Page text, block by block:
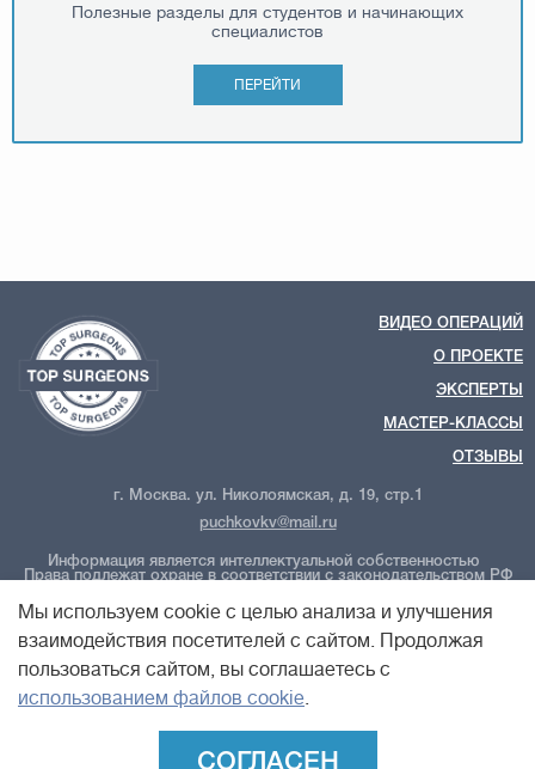
Полезные разделы для студентов и начинающих
специалистов
ПЕРЕЙТИ
ВИДЕО ОПЕРАЦИЙ
О ПРОЕКТЕ
ЭКСПЕРТЫ
МАСТЕР-КЛАССЫ
ОТЗЫВЫ
г. Москва. ул. Николоямская, д. 19, стр.1
puchkovkv@mail.ru
Информация является интеллектуальной собственностью
Права подлежат охране в соответствии с законодательством РФ
Политика обработки персональных данных
Политика конфиденциальности
Пользовательское соглашение
Мы используем cookie с целью анализа и улучшения
взаимодействия посетителей с сайтом. Продолжая
пользоваться сайтом, вы соглашаетесь с
использованием файлов cookie.
СОГЛАСЕН